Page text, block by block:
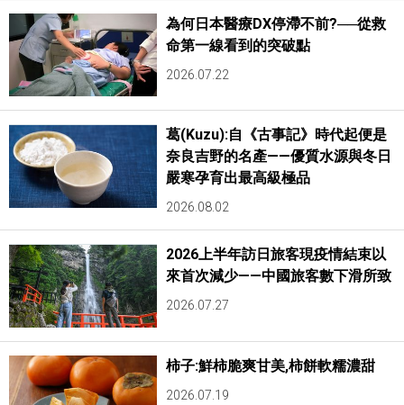
為何日本醫療DX停滯不前?──從救
命第一線看到的突破點
2026.07.22
葛(Kuzu):自《古事記》時代起便是
奈良吉野的名產——優質水源與冬日
嚴寒孕育出最高級極品
2026.08.02
2026上半年訪日旅客現疫情結束以
來首次減少——中國旅客數下滑所致
2026.07.27
柿子:鮮柿脆爽甘美,柿餅軟糯濃甜
2026.07.19